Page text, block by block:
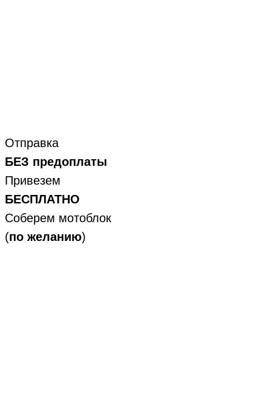
Отправка
БЕЗ предоплаты
Привезем
БЕСПЛАТНО
Соберем мотоблок
(по желанию)